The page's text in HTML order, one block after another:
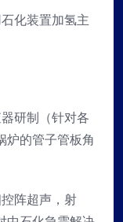
化装置加氢主
研制（针对各
炉的管子管板角
阵超声，射